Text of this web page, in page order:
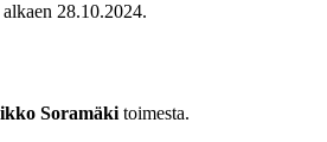
28.10.2024.
Soramäki toimesta.